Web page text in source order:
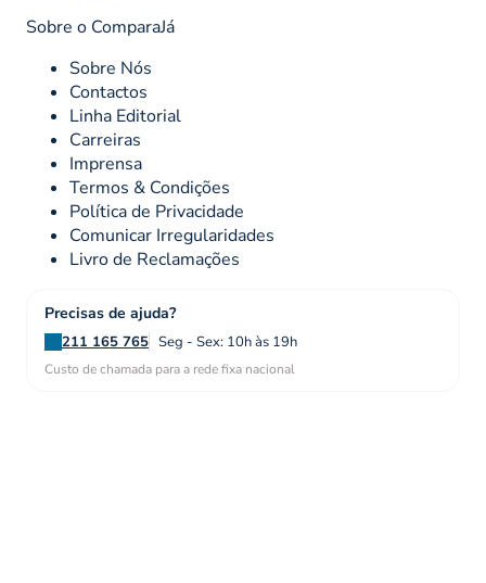
Sobre o ComparaJá
Sobre Nós
Contactos
Linha Editorial
Carreiras
Imprensa
Termos & Condições
Política de Privacidade
Comunicar Irregularidades
Livro de Reclamações
Precisas de ajuda?
211 165 765 Seg - Sex: 10h às 19h
Custo de chamada para a rede fixa nacional